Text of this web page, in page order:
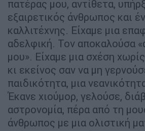
πατέρας μου, αντίθετα,
εξαιρετικός άνθρωπος και
καλλιτέχνης. Είχαμε μια
αδελφική. Τον αποκαλούσα
μου». Είχαμε μια σχέση
κι εκείνος σαν να μη
παιδικότητα, μια
Έκανε χιούμορ, γελούσε,
αστρονομία, πέρα από τη
άνθρωπος με μια ολιστική